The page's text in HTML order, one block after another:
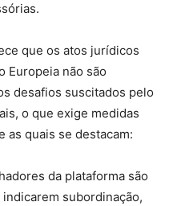
que os atos jurídicos
Europeia não são
desafios suscitados pelo
o que exige medidas
as quais se destacam:
da plataforma são
subordinação,